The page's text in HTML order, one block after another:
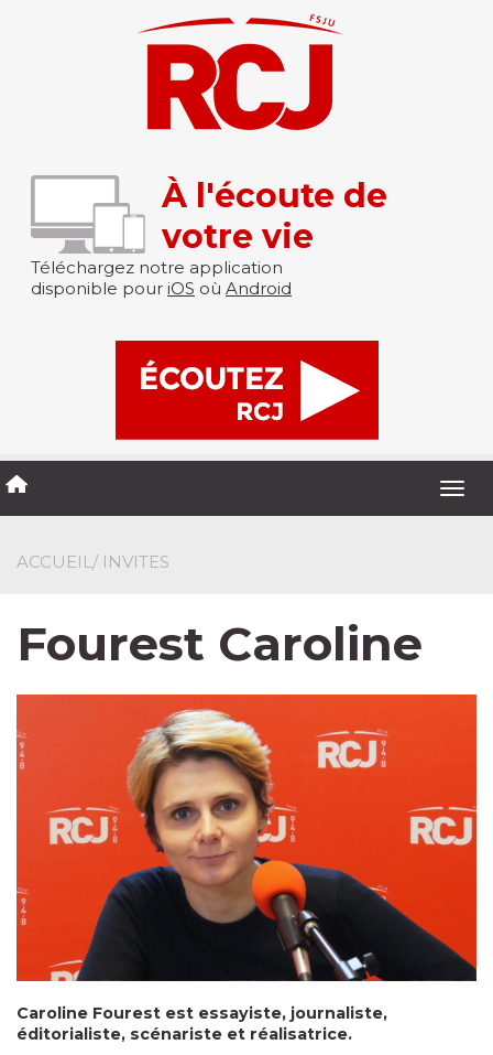
À l'écoute de
votre vie
Téléchargez notre application
disponible pour iOS où Android
ACCUEIL/ INVITES
Fourest Caroline
Caroline Fourest est essayiste, journaliste,
éditorialiste, scénariste et réalisatrice.